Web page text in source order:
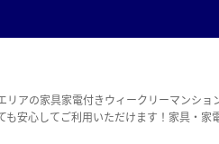
リアの家具家電付きウィークリーマンシ
も安心してご利用いただけます！家具・家